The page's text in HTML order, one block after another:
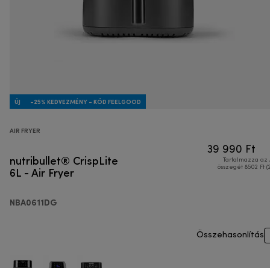
ÚJ -25% KEDVEZMÉNY - KÓD FEELGOOD
AIR FRYER
nutribullet® CrispLite
6L - Air Fryer
NBA0611DG
39 990 Ft
Tartalmazza az
összegét 8502 Ft
Összehasonlítás